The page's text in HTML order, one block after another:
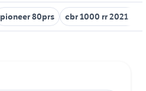
pioneer 80prs cbr 1000 rr 2021 moto